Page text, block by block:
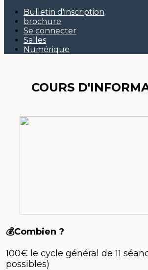
Bulletin d'inscription
brochure
Se connecter
Salles
Numérique
COURS
💰Combien ?
100€ le cycle général de 11
possibles)